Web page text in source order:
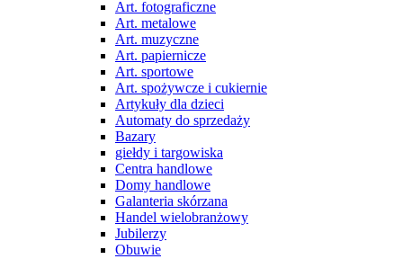
Art. fotograficzne
Art. metalowe
Art. muzyczne
Art. papiernicze
Art. sportowe
Art. spożywcze i cukiernie
Artykuły dla dzieci
Automaty do sprzedaży
Bazary
giełdy i targowiska
Centra handlowe
Domy handlowe
Galanteria skórzana
Handel wielobranżowy
Jubilerzy
Obuwie